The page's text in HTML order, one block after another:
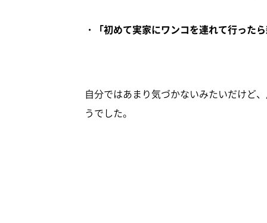
・「初めて実家にワンコを連れて行った
自分ではあまり気づかないみたいだけど
うでした。